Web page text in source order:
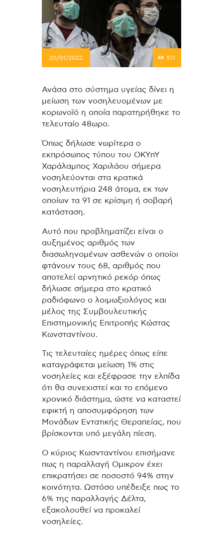
20/01/2022 511
Ανάσα στο σύστημα υγείας δίνει η
μείωση των νοσηλευομένων με
κορωνοϊό η οποία παρατηρήθηκε το
τελευταίο 48ωρο.
Όπως δήλωσε νωρίτερα ο
εκπρόσωπος τύπου του ΟΚΥπΥ
Χαράλαμπος Χαριλάου σήμερα
νοσηλεύονται στα κρατικά
νοσηλευτήρια 248 άτομα, εκ των
οποίων τα 91 σε κρίσιμη ή σοβαρή
κατάσταση.
Αυτό που προβληματίζει είναι ο
αυξημένος αριθμός των
διασωληνομένων ασθενών ο οποίοι
φτάνουν τους 68, αριθμός που
αποτελεί αρνητικό ρεκόρ όπως
δήλωσε σήμερα στο κρατικό
ραδιόφωνο ο λοιμωξιολόγος και
μέλος της Συμβουλευτικής
Επιστημονικής Επιτροπής Κώστας
Κωνσταντίνου.
Τις τελευταίες ημέρες όπως είπε
καταγράφεται μείωση 1% στις
νοσηλείες και εξέφρασε την ελπίδα
ότι θα συνεχιστεί και το επόμενο
χρονικό διάστημα, ώστε να καταστεί
εφικτή η αποσυμφόρηση των
Μονάδων Εντατικής Θεραπείας, που
βρίσκονται υπό μεγάλη πίεση.
Ο κύριος Κωσνταντίνου επισήμανε
πως η παραλλαγή Ομικρον έχει
επικρατήσει σε ποσοστό 94% στην
κοινότητα. Ωστόσο υπέδειξε πως το
6% της παραλλαγής Δέλτα,
εξακολουθεί να προκαλεί
νοσηλείες.